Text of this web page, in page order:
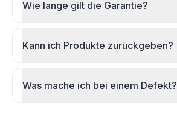
Wie lange gilt die Garantie?
Kann ich Produkte zurückgeben?
Was mache ich bei einem Defekt?